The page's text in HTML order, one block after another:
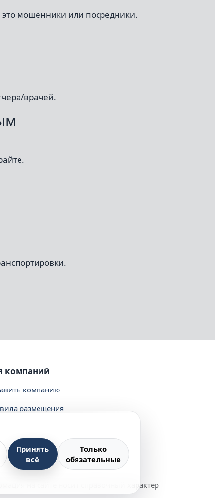
это мошенники или посредники.
врачей.
компаний
компанию
размещения
на сайте носит справочный характер
Принять
всё
Только
обязательные